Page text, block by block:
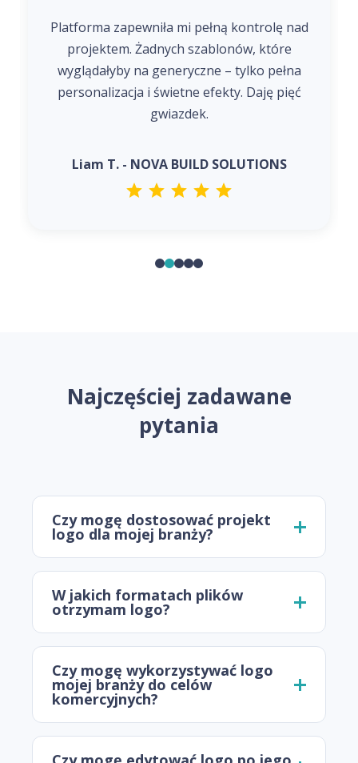
Platforma zapewniła mi pełną kontrolę nad
projektem. Żadnych szablonów, które
wyglądałyby na generyczne – tylko pełna
personalizacja i świetne efekty. Daję pięć
gwiazdek.
Liam T. - NOVA BUILD SOLUTIONS
Najczęściej zadawane
pytania
Czy mogę dostosować projekt
logo dla mojej branży?
W jakich formatach plików
otrzymam logo?
Czy mogę wykorzystywać logo
mojej branży do celów
komercyjnych?